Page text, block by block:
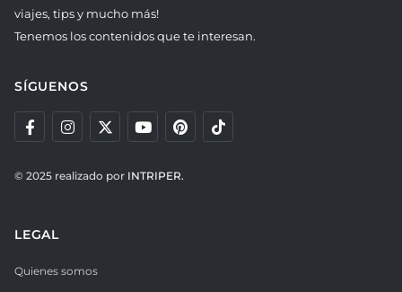
viajes, tips y mucho más!
Tenemos los contenidos que te interesan.
SÍGUENOS
© 2025 realizado por INTRIPER.
LEGAL
Quienes somos